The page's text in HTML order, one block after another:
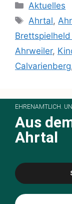
Aktuelles
Ahrtal,
Ahrweiler,
Calvarienberg
EHRENAMTLICH.
Aus
Ahrtal